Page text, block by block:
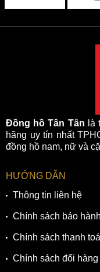
Đồng hồ Tân Tân là
hãng uy tín nhất
đồng hồ nam, nữ và
HƯỚNG DẪN
Thông tin liên hệ
Chính sách bảo hành
Chính sách thanh
Chính sách đổi hàng